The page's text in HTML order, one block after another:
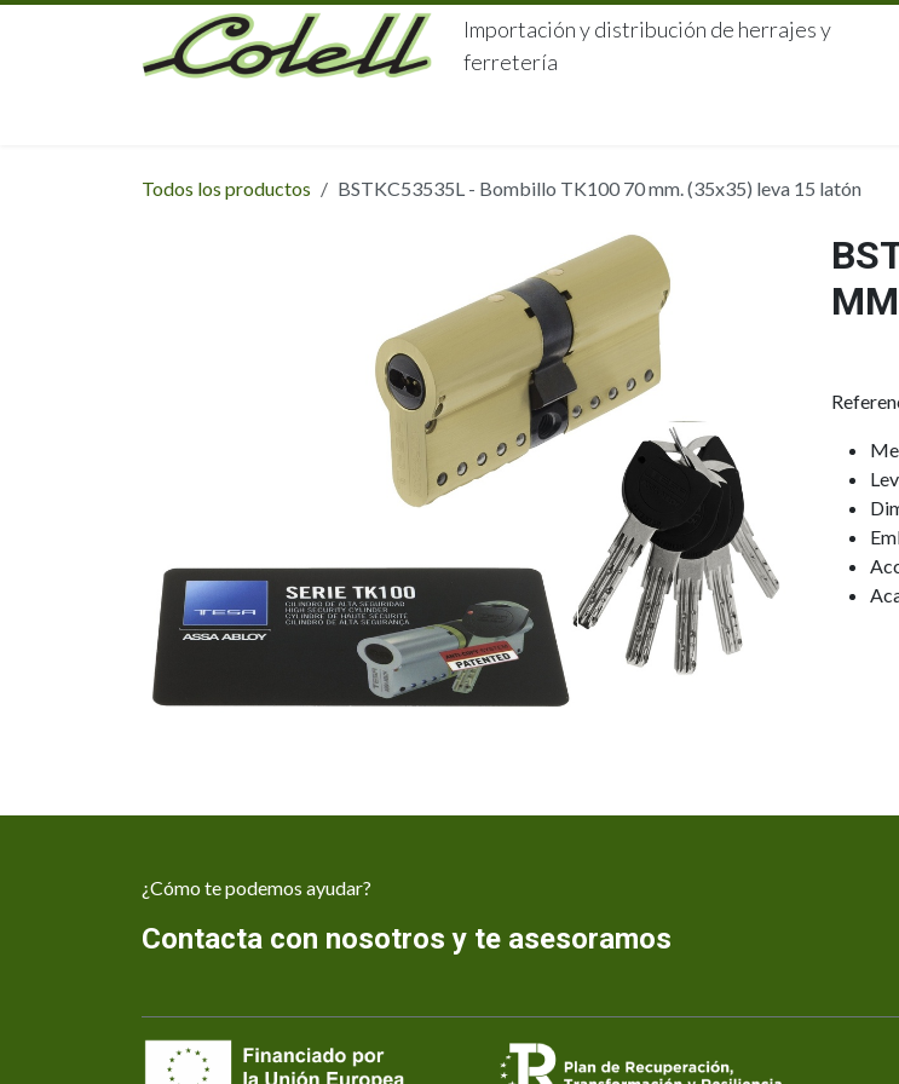
Ir al contenido
Importación y distribución de herrajes y
ferretería
Todos los productos BSTKC53535L - Bombillo TK100 70 mm. (35x35) leva 15 latón
¿Cómo te podemos ayudar?
Contacta con nosotros y te asesoramos